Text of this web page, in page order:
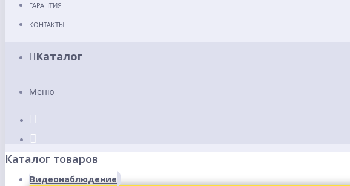
ГАРАНТИЯ
КОНТАКТЫ
Каталог
Меню
Каталог товаров
Видеонаблюдение